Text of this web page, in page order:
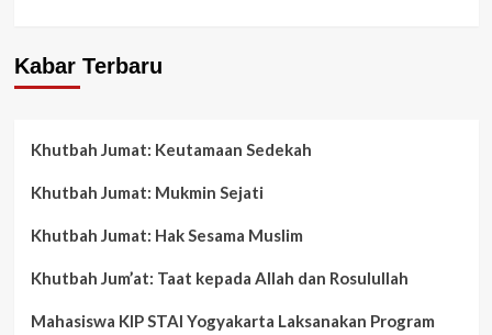
Kabar Terbaru
Khutbah Jumat: Keutamaan Sedekah
Khutbah Jumat: Mukmin Sejati
Khutbah Jumat: Hak Sesama Muslim
Khutbah Jum’at: Taat kepada Allah dan Rosulullah
Mahasiswa KIP STAI Yogyakarta Laksanakan Program